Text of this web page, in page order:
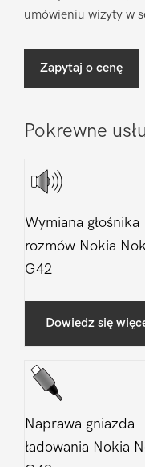
umówieniu wizyty w
Zapytaj o cenę
Pokrewne
Wymiana głośnika
rozmów Nokia
G42
Dowiedz się
Naprawa gniazda
ładowania Nokia